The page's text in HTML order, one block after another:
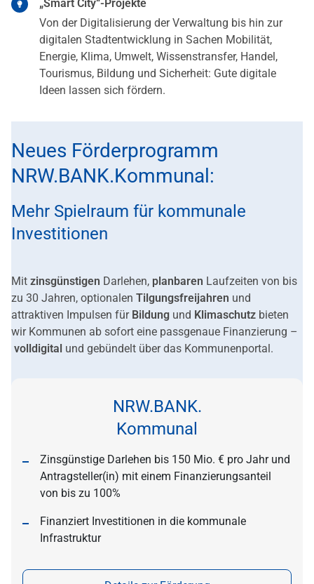
„Smart City“-Projekte
Von der Digitalisierung der Verwaltung bis hin zur
digitalen Stadtentwicklung in Sachen Mobilität,
Energie, Klima, Umwelt, Wissenstransfer, Handel,
Tourismus, Bildung und Sicherheit: Gute digitale
Ideen lassen sich fördern.
Neues Förderprogramm
NRW.BANK.Kommunal:
Mehr Spielraum für kommunale
Investitionen
Mit zinsgünstigen Darlehen, planbaren Laufzeiten von bis
zu 30 Jahren, optionalen Tilgungsfreijahren und
attraktiven Impulsen für Bildung und Klimaschutz bieten
wir Kommunen ab sofort eine passgenaue Finanzierung –
volldigital und gebündelt über das Kommunenportal.
NRW.BANK.
Kommunal
Zinsgünstige Darlehen bis 150 Mio. € pro Jahr und
Antragsteller(in) mit einem Finanzierungsanteil
von bis zu 100%
Finanziert Investitionen in die kommunale
Infrastruktur